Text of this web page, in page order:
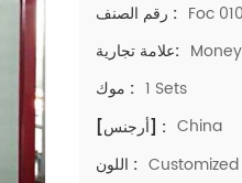
رقم الصنف : Foc 010
علامة تجارية:
موك : 1 Sets
[أرجنس] : China
اللون : Customized